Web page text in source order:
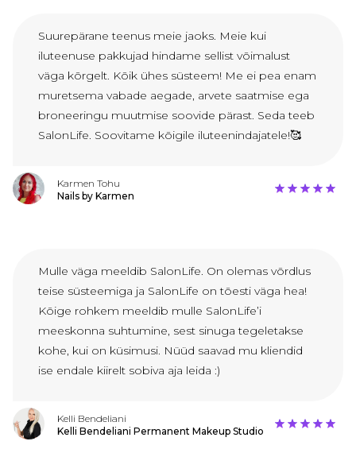
Suurepärane teenus meie jaoks. Meie kui
iluteenuse pakkujad hindame sellist võimalust
väga kõrgelt. Kõik ühes süsteem! Me ei pea enam
muretsema vabade aegade, arvete saatmise ega
broneeringu muutmise soovide pärast. Seda teeb
SalonLife. Soovitame kõigile iluteenindajatele!🥰
Karmen Tohu
Nails by Karmen
Mulle väga meeldib SalonLife. On olemas võrdlus
teise süsteemiga ja SalonLife on tõesti väga hea!
Kõige rohkem meeldib mulle SalonLife’i
meeskonna suhtumine, sest sinuga tegeletakse
kohe, kui on küsimusi. Nüüd saavad mu kliendid
ise endale kiirelt sobiva aja leida :)
Kelli Bendeliani
Kelli Bendeliani Permanent Makeup Studio